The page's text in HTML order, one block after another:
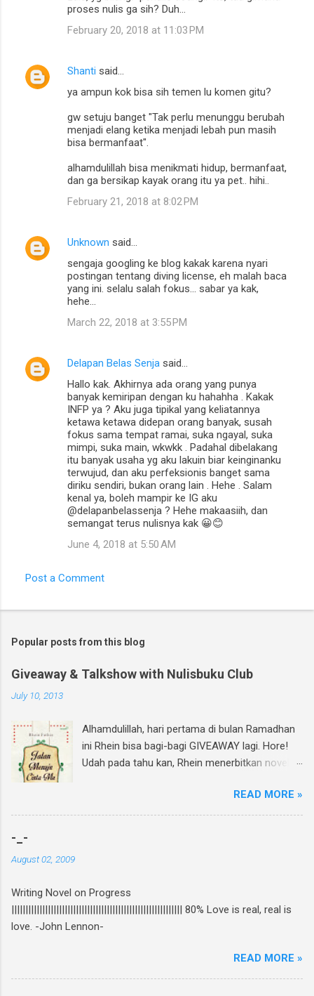
proses nulis ga sih? Duh...
February 20, 2018 at 11:03 PM
Shanti said…
ya ampun kok bisa sih temen lu komen gitu?
gw setuju banget "Tak perlu menunggu berubah
menjadi elang ketika menjadi lebah pun masih
bisa bermanfaat".
alhamdulillah bisa menikmati hidup, bermanfaat,
dan ga bersikap kayak orang itu ya pet.. hihi..
February 21, 2018 at 8:02 PM
Unknown said…
sengaja googling ke blog kakak karena nyari
postingan tentang diving license, eh malah baca
yang ini. selalu salah fokus... sabar ya kak,
hehe...
March 22, 2018 at 3:55 PM
Delapan Belas Senja said…
Hallo kak. Akhirnya ada orang yang punya
banyak kemiripan dengan ku hahahha . Kakak
INFP ya ? Aku juga tipikal yang keliatannya
ketawa ketawa didepan orang banyak, susah
fokus sama tempat ramai, suka ngayal, suka
mimpi, suka main, wkwkk . Padahal dibelakang
itu banyak usaha yg aku lakuin biar keinginanku
terwujud, dan aku perfeksionis banget sama
diriku sendiri, bukan orang lain . Hehe . Salam
kenal ya, boleh mampir ke IG aku
@delapanbelassenja ? Hehe makaasiih, dan
semangat terus nulisnya kak 😀😊
June 4, 2018 at 5:50 AM
Post a Comment
Popular posts from this blog
Giveaway & Talkshow with Nulisbuku Club
July 10, 2013
Alhamdulillah, hari pertama di bulan Ramadhan
ini Rhein bisa bagi-bagi GIVEAWAY lagi. Hore!
Udah pada tahu kan, Rhein menerbitkan novel
beredar di toko buku, termasuk di beberapa
toko buku online. Bagi yang mau tahu behind
Follow twitter @rheinfathia dan Like Fan Page
Rhein Fathia Twitpic cover novel " Jalan Menuju
Cinta-Mu " dan mention 2 temanmu untuk
#JalanMenujuCintaMu novel @rheinfathia yuk,
@[nama teman1] @[nama teman2] Info
READ MORE »
-_-
August 02, 2009
Writing Novel on Progress
||||||||||||||||||||||||||||||||||||||||||||||||||||||||||||| 80% Love is real, real is
love. -John Lennon-
READ MORE »